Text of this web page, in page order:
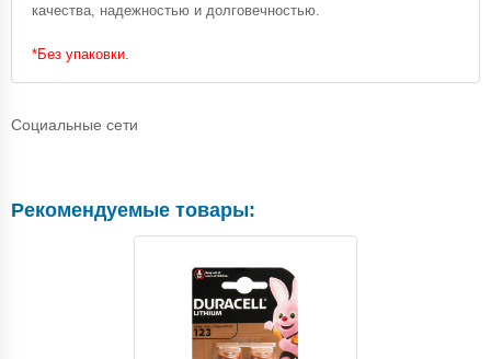
качества, надежностью и долговечностью.
*Без упаковки.
Социальные сети
Рекомендуемые товары: